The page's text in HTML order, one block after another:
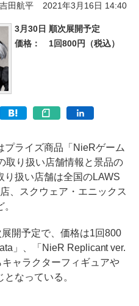
吉田航平 2021年3月16日 14:40
3月30日 順次展開予定
価格：
1回800円（税込）
ライズ商品「NieRゲーム
取り扱い店舗情報と景品の
り扱い店舗は全国のLAWS
、スクウェア・エニックス
開予定で、価格は1回800
」、「NieR Replicant ver.
ャラクターフィギュアや
なっている。